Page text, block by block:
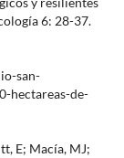
6: 28-37.
san-
hectareas-de-
E; Macía, MJ;